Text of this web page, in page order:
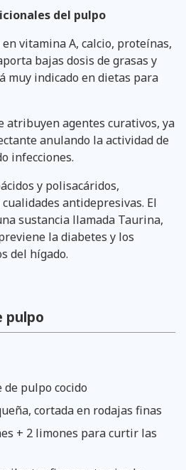
del pulpo
vitamina A, calcio, proteínas,
bajas dosis de grasas y
muy indicado en dietas para
atribuyen agentes curativos, ya
anulando la actividad de
infecciones.
y polisacáridos,
antidepresivas. El
sustancia llamada Taurina,
la diabetes y los
del hígado.
pulpo
pulpo cocido
cortada en rodajas finas
+ 2 limones para curtir las